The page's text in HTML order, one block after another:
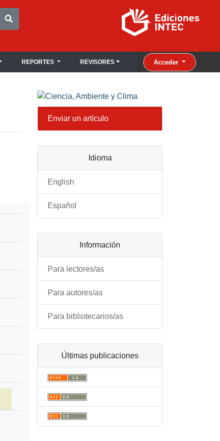
REPORTES REVISORES Acceder
Enviar un artículo
Idioma
English
Español
Información
Para lectores/as
Para autores/as
Para bibliotecarios/as
Últimas publicaciones